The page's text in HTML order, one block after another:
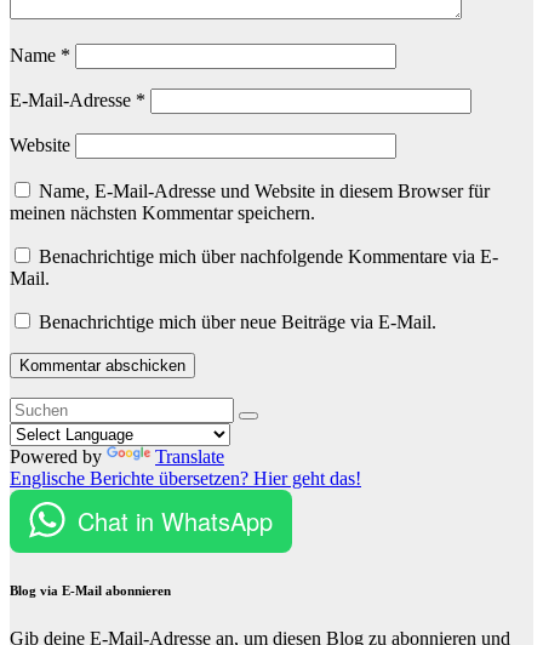
Name *
E-Mail-Adresse *
Website
Name, E-Mail-Adresse und Website in diesem Browser für
meinen nächsten Kommentar speichern.
Benachrichtige mich über nachfolgende Kommentare via E-
Mail.
Benachrichtige mich über neue Beiträge via E-Mail.
Powered by
Translate
Englische Berichte übersetzen? Hier geht das!
Chat in WhatsApp
Blog via E-Mail abonnieren
Gib deine E-Mail-Adresse an, um diesen Blog zu abonnieren und